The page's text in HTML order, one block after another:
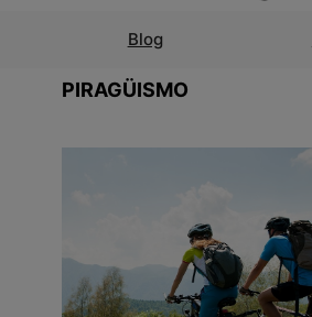
Blog
PIRAGÜISMO